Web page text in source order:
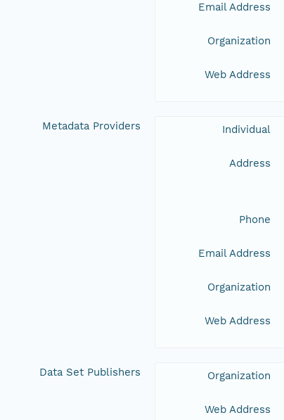
Email Address
Organization
Web Address
Metadata Providers Individual
Address
Phone
Email Address
Organization
Web Address
Data Set Publishers Organization
Web Address